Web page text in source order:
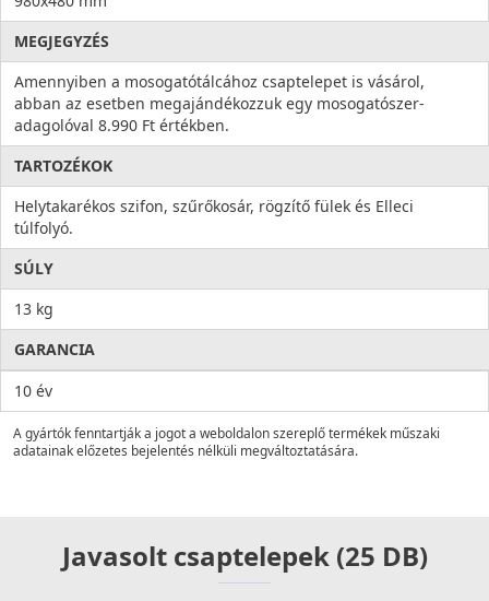
MEGJEGYZÉS
Amennyiben a mosogatótálcához csaptelepet is vásárol,
abban az esetben megajándékozzuk egy mosogatószer-
adagolóval 8.990 Ft értékben.
TARTOZÉKOK
Helytakarékos szifon, szűrőkosár, rögzítő fülek és Elleci
túlfolyó.
SÚLY
13 kg
GARANCIA
10 év
A gyártók fenntartják a jogot a weboldalon szereplő termékek műszaki
adatainak előzetes bejelentés nélküli megváltoztatására.
Javasolt csaptelepek (25 DB)